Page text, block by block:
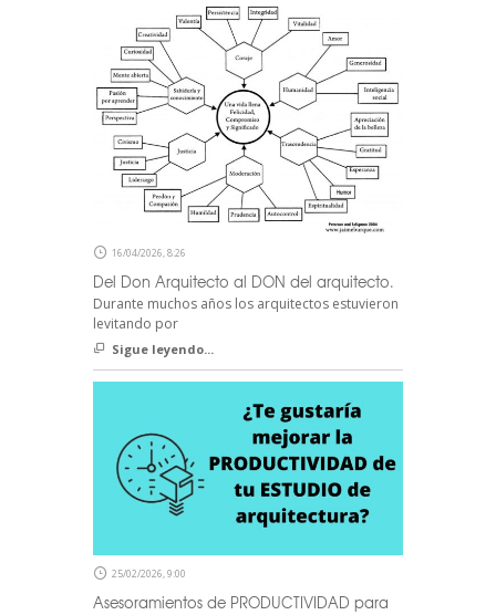
16/04/2026, 8:26
Del Don Arquitecto al DON del arquitecto.
Durante muchos años los arquitectos estuvieron
levitando por
Sigue leyendo...
25/02/2026, 9:00
Asesoramientos de PRODUCTIVIDAD para